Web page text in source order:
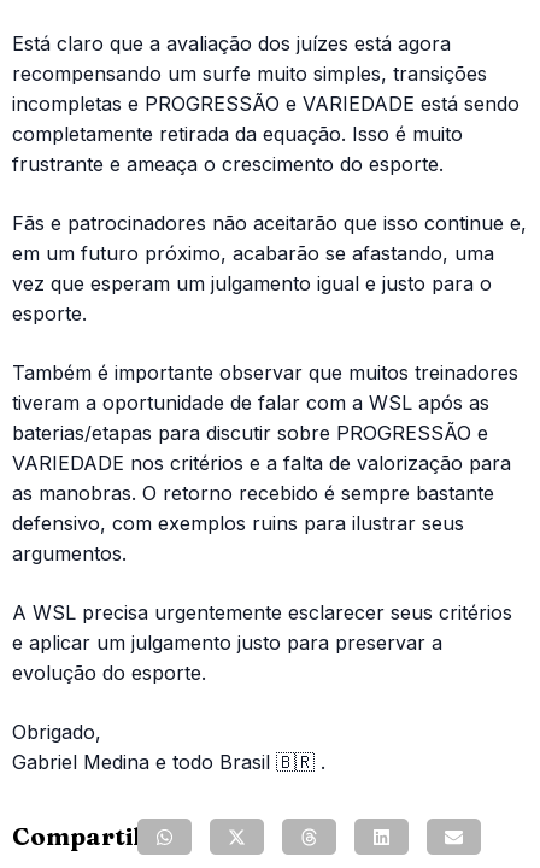
Está claro que a avaliação dos juízes está agora
recompensando um surfe muito simples, transições
incompletas e PROGRESSÃO e VARIEDADE está sendo
completamente retirada da equação. Isso é muito
frustrante e ameaça o crescimento do esporte.
Fãs e patrocinadores não aceitarão que isso continue e,
em um futuro próximo, acabarão se afastando, uma
vez que esperam um julgamento igual e justo para o
esporte.
Também é importante observar que muitos treinadores
tiveram a oportunidade de falar com a WSL após as
baterias/etapas para discutir sobre PROGRESSÃO e
VARIEDADE nos critérios e a falta de valorização para
as manobras. O retorno recebido é sempre bastante
defensivo, com exemplos ruins para ilustrar seus
argumentos.
A WSL precisa urgentemente esclarecer seus critérios
e aplicar um julgamento justo para preservar a
evolução do esporte.
Obrigado,
Gabriel Medina e todo Brasil 🇧🇷 .
Compartilhe: